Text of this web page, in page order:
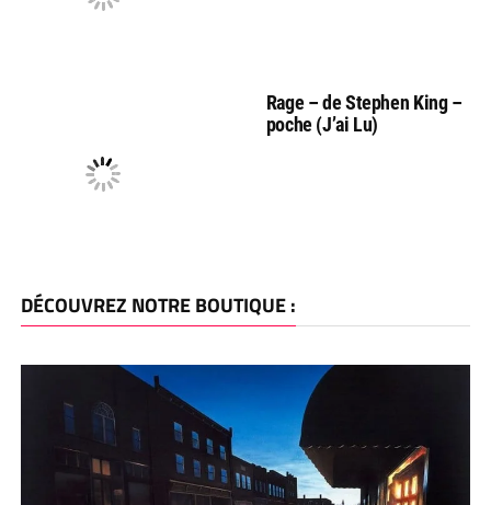
Rage – de Stephen King –
poche (J’ai Lu)
DÉCOUVREZ NOTRE BOUTIQUE :